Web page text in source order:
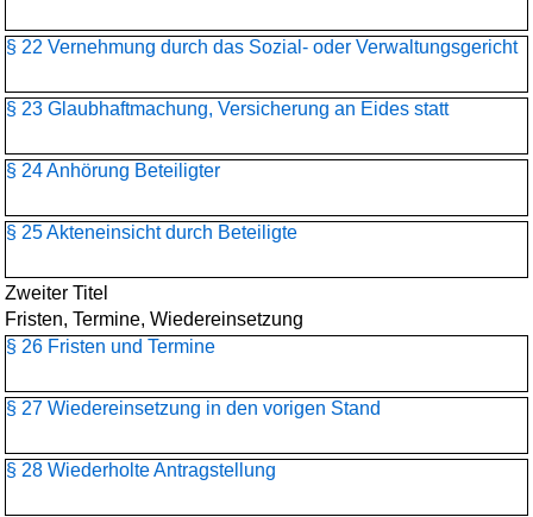
§ 22 Vernehmung durch das Sozial- oder Verwaltungsgericht
§ 23 Glaubhaftmachung, Versicherung an Eides statt
§ 24 Anhörung Beteiligter
§ 25 Akteneinsicht durch Beteiligte
Zweiter Titel
Fristen, Termine, Wiedereinsetzung
§ 26 Fristen und Termine
§ 27 Wiedereinsetzung in den vorigen Stand
§ 28 Wiederholte Antragstellung